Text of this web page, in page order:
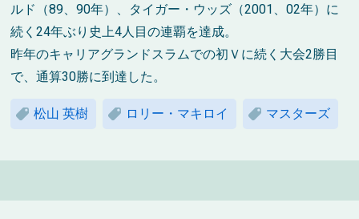
ルド（89、90年）、タイガー・ウッズ（2001、02年）に
続く24年ぶり史上4人目の連覇を達成。
昨年のキャリアグランドスラムでの初Ｖに続く大会2勝目
で、通算30勝に到達した。
松山 英樹 ロリー・マキロイ マスターズ